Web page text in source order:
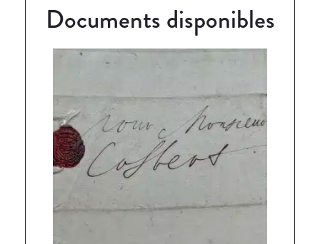
Documents disponibles